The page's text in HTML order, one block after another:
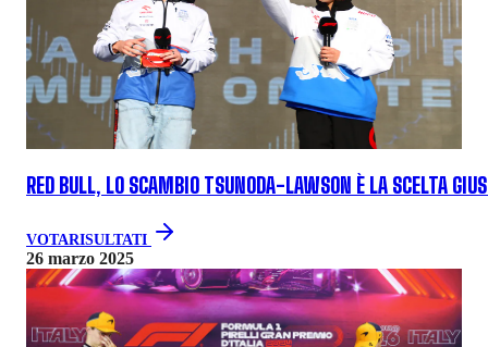
RED BULL, LO SCAMBIO TSUNODA-LAWSON È LA SCELTA
VOTARISULTATI
26 marzo 2025